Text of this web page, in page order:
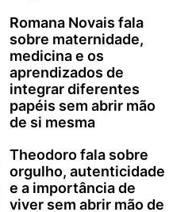
Romana Novais fala
sobre maternidade,
medicina e os
aprendizados de
integrar diferentes
papéis sem abrir mão
de si mesma
Theodoro fala sobre
orgulho, autenticidade
e a importância de
viver sem abrir mão de